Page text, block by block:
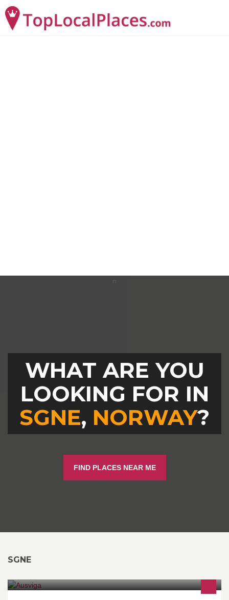
WHAT ARE YOU
LOOKING FOR IN
SGNE, NORWAY?
FIND PLACES NEAR ME
SGNE